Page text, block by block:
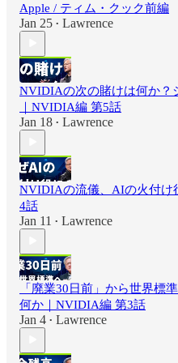
Apple / ティム・クック前編
Jan 25 • Lawrence
NVIDIAの次の賭けは何か？
｜NVIDIA編 第5話
Jan 18 • Lawrence
NVIDIAの流儀、AIの火付け
4話
Jan 11 • Lawrence
「廃業30日前」から世界標
何か｜NVIDIA編 第3話
Jan 4 • Lawrence